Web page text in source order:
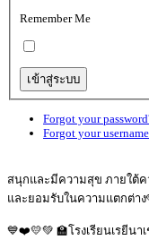
Remember Me
Forgot your
Forgot your
สนุกและมีความสุข ภายใต้
และยอมรับในความแตกต่า
💙❤️💛💚 🏫โรงเรียนเรยีนา